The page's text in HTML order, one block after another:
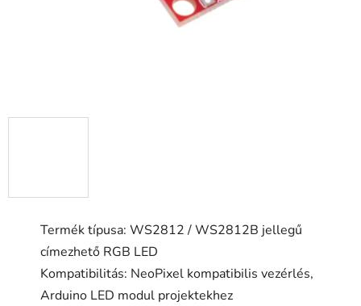
Termék típusa: WS2812 / WS2812B jellegű
címezhető RGB LED
Kompatibilitás: NeoPixel kompatibilis vezérlés,
Arduino LED modul projektekhez